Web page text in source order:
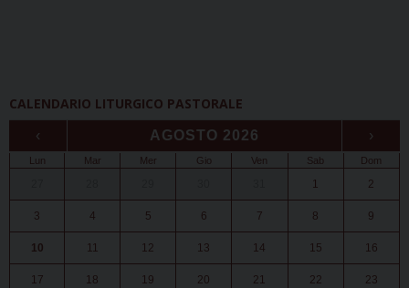
CALENDARIO LITURGICO PASTORALE
‹ AGOSTO 2026 ›
Lun Mar Mer Gio Ven Sab Dom
1 2
3 4 5 6 7 8 9
10 11 12 13 14 15 16
17 18 19 20 21 22 23